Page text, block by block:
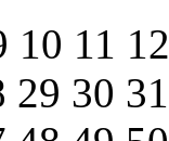
10 11
29 30